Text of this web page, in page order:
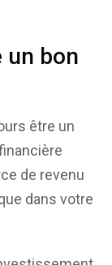
un bon
être un
de revenu
dans votre